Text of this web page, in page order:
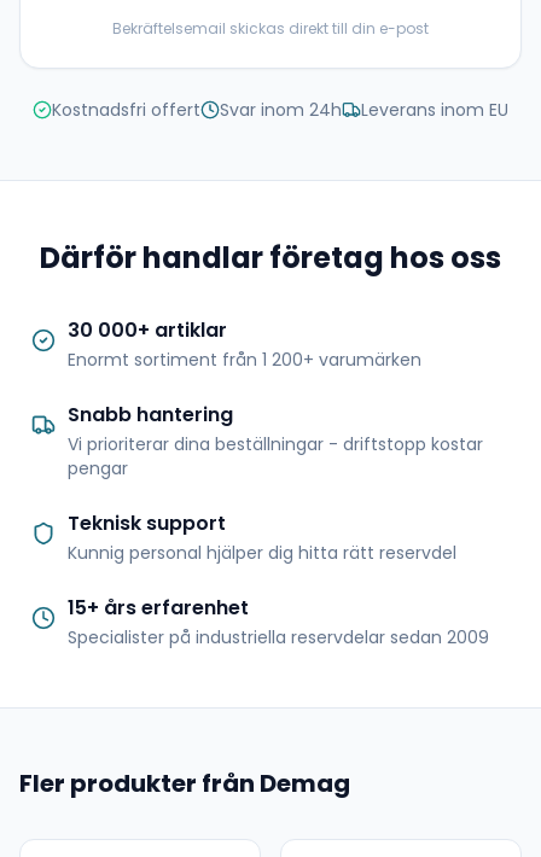
Bekräftelsemail skickas direkt till din e-post
Kostnadsfri offert Svar inom 24h Leverans inom EU
Därför handlar företag hos oss
30 000+ artiklar
Enormt sortiment från 1 200+ varumärken
Snabb hantering
Vi prioriterar dina beställningar - driftstopp kostar
pengar
Teknisk support
Kunnig personal hjälper dig hitta rätt reservdel
15+ års erfarenhet
Specialister på industriella reservdelar sedan 2009
Fler produkter från Demag